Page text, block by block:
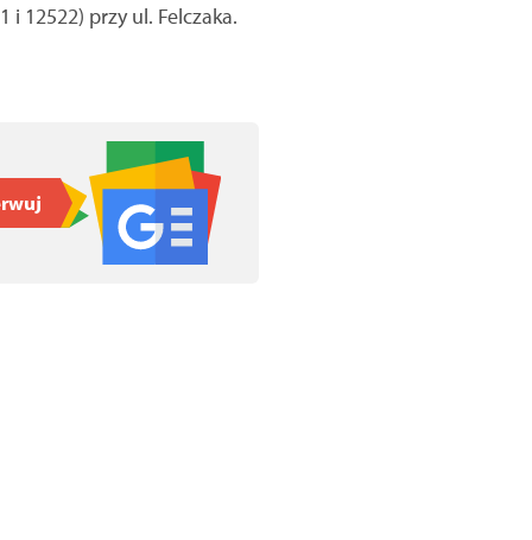
i 12522) przy ul. Felczaka.